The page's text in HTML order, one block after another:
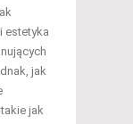
estetyka
jak
jak